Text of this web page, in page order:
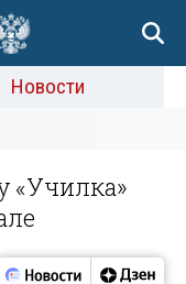
Новости
«Училка»